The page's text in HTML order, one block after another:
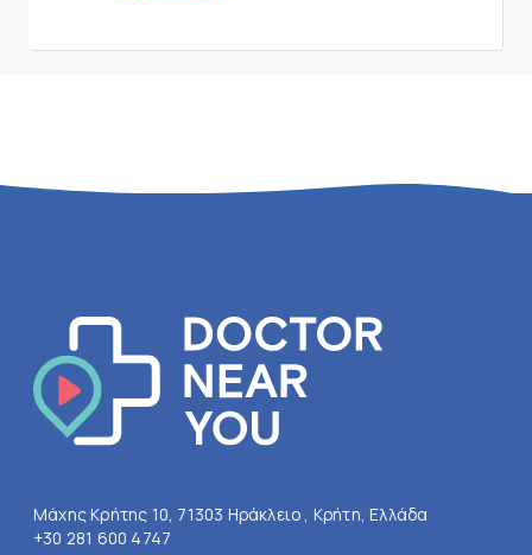
Μάχης Κρήτης 10, 71303 Ηράκλειο , Κρήτη, Ελλάδα
+30 281 600 4747